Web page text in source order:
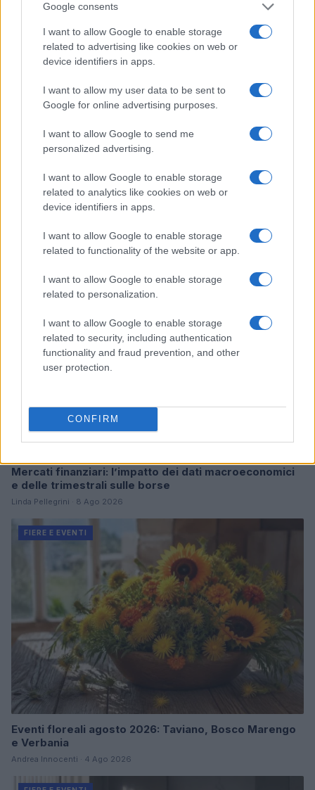
Google consents
I want to allow Google to enable storage
related to advertising like cookies on web or
device identifiers in apps.
I want to allow my user data to be sent to
Google for online advertising purposes.
I want to allow Google to send me
personalized advertising.
I want to allow Google to enable storage
related to analytics like cookies on web or
device identifiers in apps.
I want to allow Google to enable storage
related to functionality of the website or app.
I want to allow Google to enable storage
related to personalization.
I want to allow Google to enable storage
related to security, including authentication
functionality and fraud prevention, and other
user protection.
CONFIRM
Continua a leggere
FIERE E EVENTI
Mercati finanziari: l’impatto dei dati macroeconomici
e delle trimestrali sulle borse
Linda Pellegrini · 8 Ago 2026
FIERE E EVENTI
Eventi floreali agosto 2026: Taviano, Bosco Marengo
e Verbania
Andrea Innocenti · 4 Ago 2026